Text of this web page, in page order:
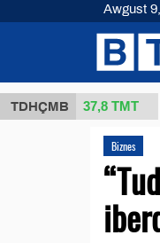
TDHÇMB
37,8 ТМТ
Biznes
Awgust